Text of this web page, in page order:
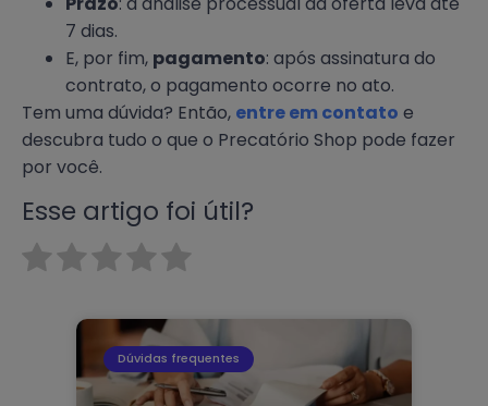
7 dias.
E, por fim, pagamento: após assinatura do
contrato, o pagamento ocorre no ato.
Tem uma dúvida? Então, entre em contato e
descubra tudo o que o Precatório Shop pode fazer
por você.
Esse artigo foi útil?
Dúvidas frequentes